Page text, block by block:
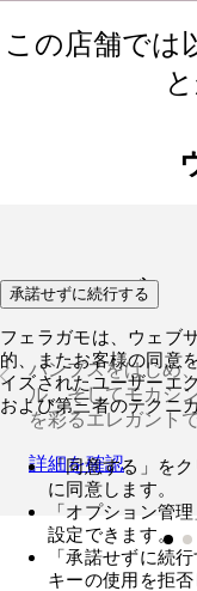
この店舗では
シューズ
パンプスをはじめ
ル、そしてモカシ
を彩るエレガント
詳細を確認
承諾せずに続行する
フェラガモは、ウェブ
的、またお客様の同意
イズされたユーザーエ
および第三者のテクニ
「同意する」を
に同意します。
「オプション管
設定できます。
「承諾せずに続
キーの使用を拒否